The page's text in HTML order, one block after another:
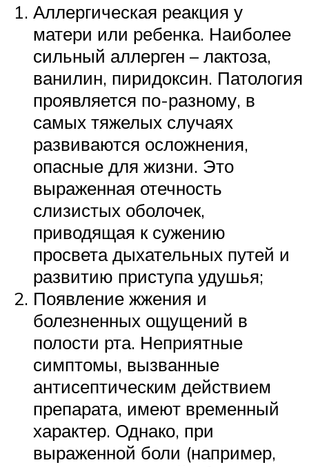
Аллергическая реакция у
матери или ребенка. Наиболее
сильный аллерген – лактоза,
ванилин, пиридоксин. Патология
проявляется по-разному, в
самых тяжелых случаях
развиваются осложнения,
опасные для жизни. Это
выраженная отечность
слизистых оболочек,
приводящая к сужению
просвета дыхательных путей и
развитию приступа удушья;
Появление жжения и
болезненных ощущений в
полости рта. Неприятные
симптомы, вызванные
антисептическим действием
препарата, имеют временный
характер. Однако, при
выраженной боли (например,